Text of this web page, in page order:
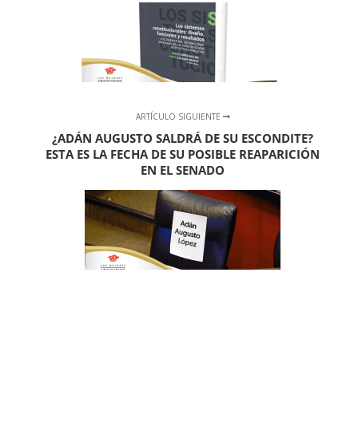
ARTÍCULO SIGUIENTE
¿ADÁN AUGUSTO SALDRÁ DE SU ESCONDITE?
ESTA ES LA FECHA DE SU POSIBLE REAPARICIÓN
EN EL SENADO